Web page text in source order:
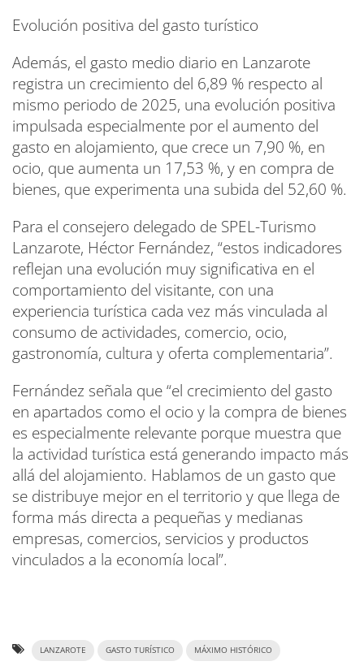
Evolución positiva del gasto turístico
Además, el gasto medio diario en Lanzarote
registra un crecimiento del 6,89 % respecto al
mismo periodo de 2025, una evolución positiva
impulsada especialmente por el aumento del
gasto en alojamiento, que crece un 7,90 %, en
ocio, que aumenta un 17,53 %, y en compra de
bienes, que experimenta una subida del 52,60 %.
Para el consejero delegado de SPEL-Turismo
Lanzarote, Héctor Fernández, “estos indicadores
reflejan una evolución muy significativa en el
comportamiento del visitante, con una
experiencia turística cada vez más vinculada al
consumo de actividades, comercio, ocio,
gastronomía, cultura y oferta complementaria”.
Fernández señala que “el crecimiento del gasto
en apartados como el ocio y la compra de bienes
es especialmente relevante porque muestra que
la actividad turística está generando impacto más
allá del alojamiento. Hablamos de un gasto que
se distribuye mejor en el territorio y que llega de
forma más directa a pequeñas y medianas
empresas, comercios, servicios y productos
vinculados a la economía local”.
LANZAROTE GASTO TURÍSTICO MÁXIMO HISTÓRICO